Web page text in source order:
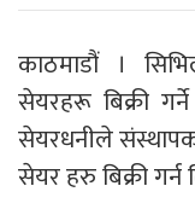
काठमाडौं ।
सेयरहरू बिक्री
सेयरधनीले संस्थापक
सेयर हरु बिक्री